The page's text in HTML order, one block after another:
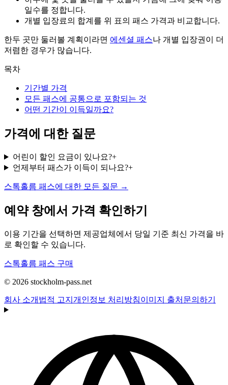
일수를 정합니다.
개별 입장료의 합계를 위 표의 패스 가격과 비교합니다.
한두 곳만 둘러볼 계획이라면 에센셜 패스나 개별 입장권이 더
저렴한 경우가 많습니다.
목차
기간별 가격
모든 패스에 공통으로 포함되는 것
어떤 기간이 이득일까요?
가격에 대한 질문
어린이 할인 요금이 있나요?+
언제부터 패스가 이득이 되나요?+
스톡홀름 패스에 대한 모든 질문 →
예약 창에서 가격 확인하기
이용 기간을 선택하면 제공업체에서 당일 기준 최신 가격을 바
로 확인할 수 있습니다.
스톡홀름 패스 구매
© 2026 stockholm-pass.net
회사 소개 법적 고지 개인정보 처리방침이미지 출처 문의하기